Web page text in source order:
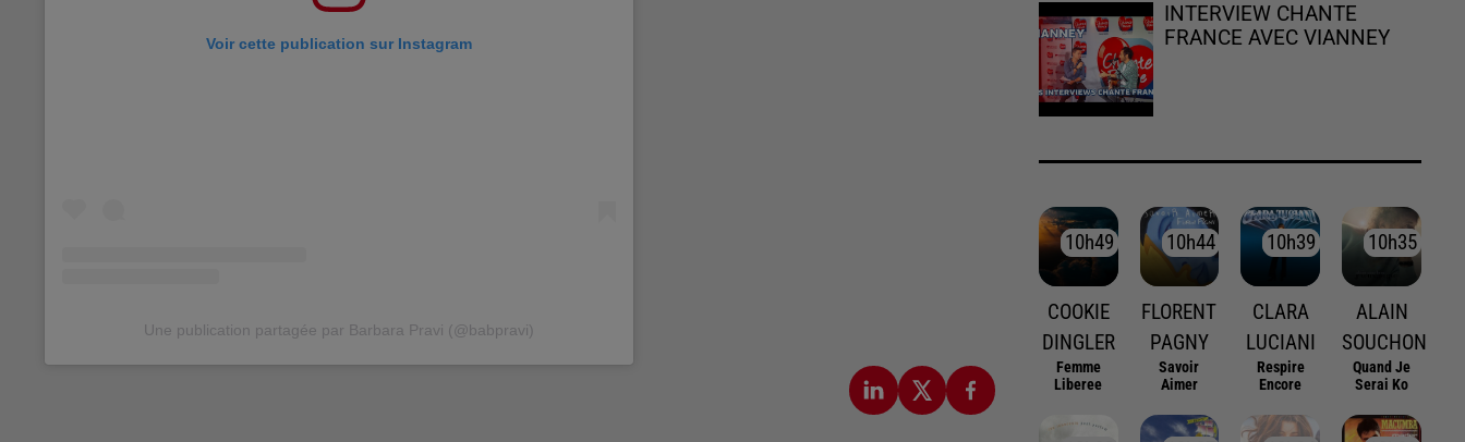
Voir cette publication sur Instagram
Une publication partagée par Barbara Pravi (@babpravi)
INTERVIEW CHANTE
FRANCE AVEC VIANNEY
10h49
10h49
COOKIE
DINGLER
Femme
Liberee
10h44
10h44
FLORENT
PAGNY
Savoir
Aimer
10h39
10h39
CLARA
LUCIANI
Respire
Encore
10h35
10h35
ALAIN
SOUCHON
Quand Je
Serai Ko